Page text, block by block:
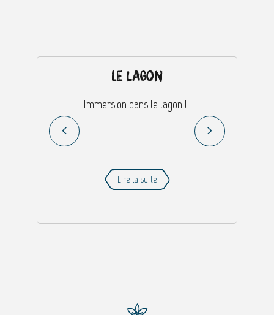
Le lagon
Immersion dans le lagon !
Lire la suite